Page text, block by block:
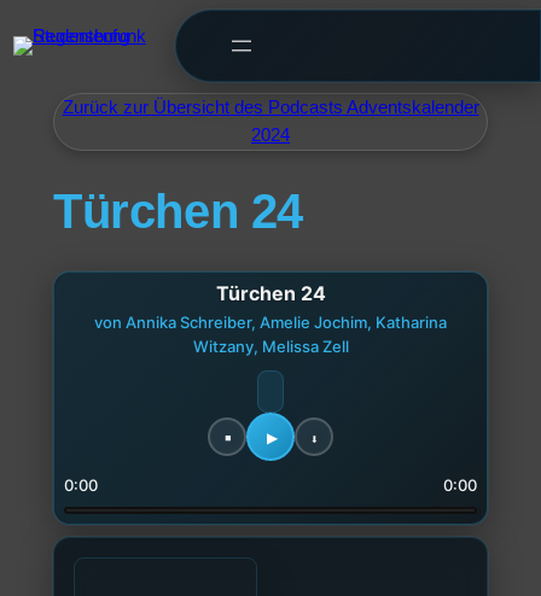
Zurück zur Übersicht des Podcasts Adventskalender
2024
Türchen 24
Türchen 24
von Annika Schreiber, Amelie Jochim, Katharina
Witzany, Melissa Zell
0:00 0:00